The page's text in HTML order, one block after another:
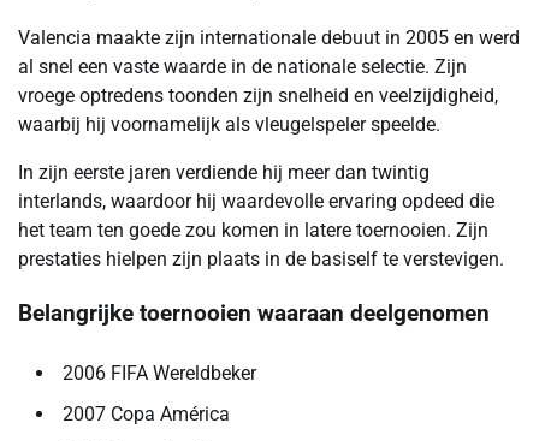
Valencia maakte zijn internationale debuut in 2005 en werd
al snel een vaste waarde in de nationale selectie. Zijn
vroege optredens toonden zijn snelheid en veelzijdigheid,
waarbij hij voornamelijk als vleugelspeler speelde.
In zijn eerste jaren verdiende hij meer dan twintig
interlands, waardoor hij waardevolle ervaring opdeed die
het team ten goede zou komen in latere toernooien. Zijn
prestaties hielpen zijn plaats in de basiself te verstevigen.
Belangrijke toernooien waaraan deelgenomen
2006 FIFA Wereldbeker
2007 Copa América